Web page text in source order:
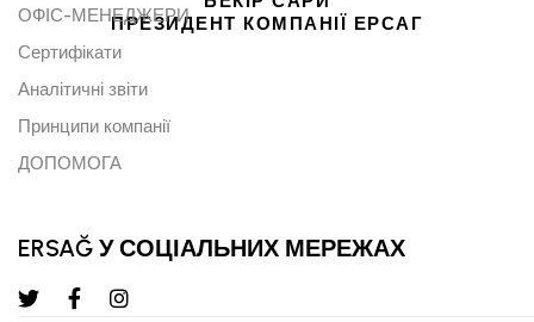
ПРЕЗИДЕНТ КОМПАНІЇ ЕРСАГ
ОФІС-МЕНЕДЖЕРИ
Сертифікати
Аналітичні звіти
Принципи компанії
ДОПОМОГА
ERSAĞ У СОЦІАЛЬНИХ МЕРЕЖАХ